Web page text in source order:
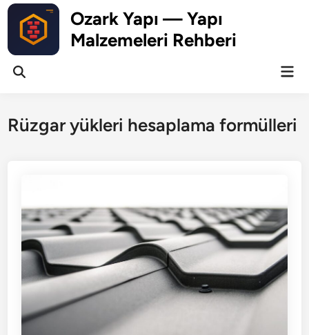
Skip
content
Ozark Yapı — Yapı
Malzemeleri Rehberi
Open
Rüzgar yükleri hesaplama formülleri